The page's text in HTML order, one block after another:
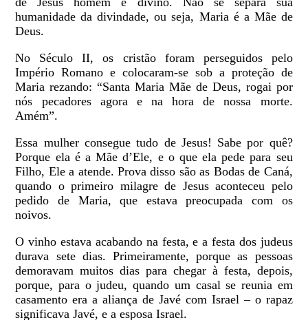
humanidade da divindade, ou seja, Maria é a Mãe de
Deus.
No Século II, os cristão foram perseguidos pelo
Império Romano e colocaram-se sob a proteção de
Maria rezando: “Santa Maria Mãe de Deus, rogai por
nós pecadores agora e na hora de nossa morte.
Amém”.
Essa mulher consegue tudo de Jesus! Sabe por quê?
Porque ela é a Mãe d’Ele, e o que ela pede para seu
Filho, Ele a atende. Prova disso são as Bodas de Caná,
quando o primeiro milagre de Jesus aconteceu pelo
pedido de Maria, que estava preocupada com os
noivos.
O vinho estava acabando na festa, e a festa dos judeus
durava sete dias. Primeiramente, porque as pessoas
demoravam muitos dias para chegar à festa, depois,
porque, para o judeu, quando um casal se reunia em
casamento era a aliança de Javé com Israel – o rapaz
significava Javé, e a esposa Israel.